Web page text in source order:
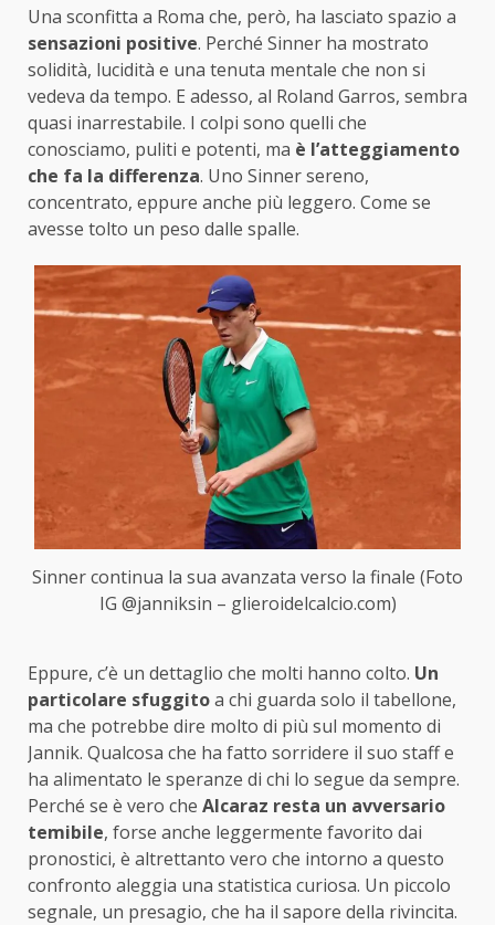
Una sconfitta a Roma che, però, ha lasciato spazio a
sensazioni positive. Perché Sinner ha mostrato
solidità, lucidità e una tenuta mentale che non si
vedeva da tempo. E adesso, al Roland Garros, sembra
quasi inarrestabile. I colpi sono quelli che
conosciamo, puliti e potenti, ma è l’atteggiamento
che fa la differenza. Uno Sinner sereno,
concentrato, eppure anche più leggero. Come se
avesse tolto un peso dalle spalle.
Sinner continua la sua avanzata verso la finale (Foto
IG @janniksin – glieroidelcalcio.com)
Eppure, c’è un dettaglio che molti hanno colto. Un
particolare sfuggitoa chi guarda solo il tabellone,
ma che potrebbe dire molto di più sul momento di
Jannik. Qualcosa che ha fatto sorridere il suo staff e
ha alimentato le speranze di chi lo segue da sempre.
Perché se è vero che Alcaraz resta un avversario
temibile, forse anche leggermente favorito dai
pronostici, è altrettanto vero che intorno a questo
confronto aleggia una statistica curiosa. Un piccolo
segnale, un presagio, che ha il sapore della rivincita.